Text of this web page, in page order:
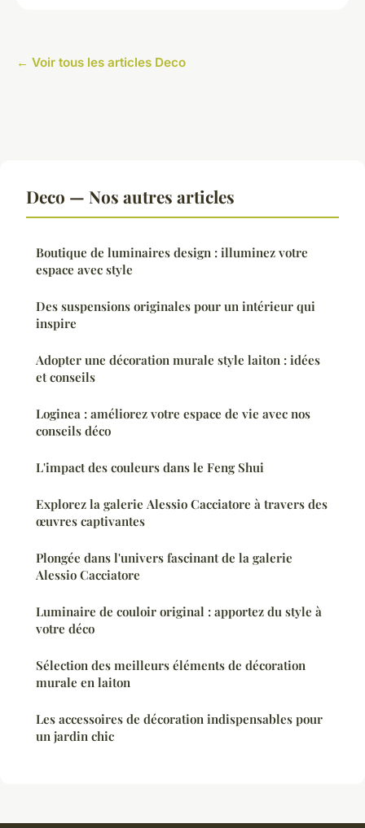
← Voir tous les articles Deco
Deco — Nos autres articles
Boutique de luminaires design : illuminez votre
espace avec style
Des suspensions originales pour un intérieur qui
inspire
Adopter une décoration murale style laiton : idées
et conseils
Loginea : améliorez votre espace de vie avec nos
conseils déco
L'impact des couleurs dans le Feng Shui
Explorez la galerie Alessio Cacciatore à travers des
œuvres captivantes
Plongée dans l'univers fascinant de la galerie
Alessio Cacciatore
Luminaire de couloir original : apportez du style à
votre déco
Sélection des meilleurs éléments de décoration
murale en laiton
Les accessoires de décoration indispensables pour
un jardin chic